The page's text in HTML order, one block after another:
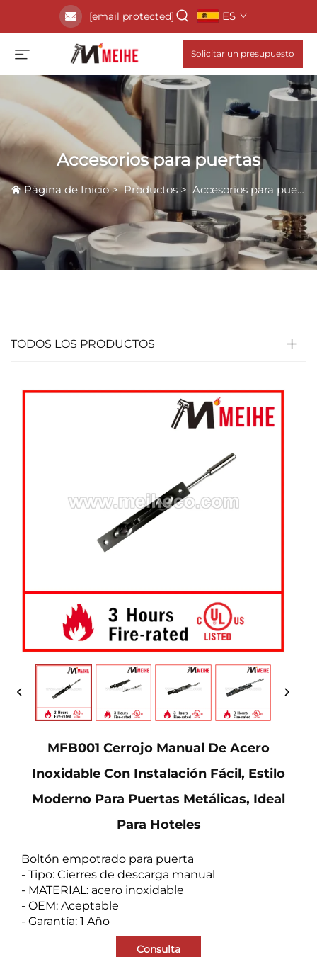
[email protected] ES
Solicitar un presupuesto
Accesorios para puertas
Página de Inicio>Productos > Accesorios para puertas
TODOS LOS PRODUCTOS
MFB001 Cerrojo Manual De Acero
Inoxidable Con Instalación Fácil, Estilo
Moderno Para Puertas Metálicas, Ideal
Para Hoteles
Boltón empotrado para puerta
- Tipo: Cierres de descarga manual
- MATERIAL: acero inoxidable
- OEM: Aceptable
- Garantía: 1 Año
Consulta